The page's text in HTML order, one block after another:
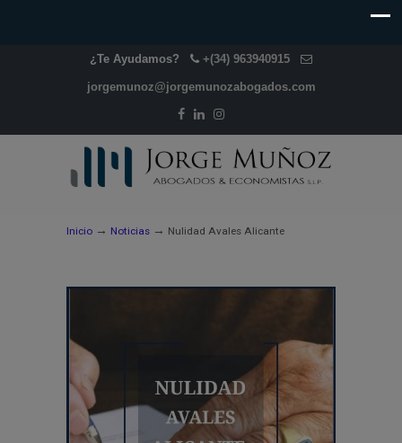
¿Te Ayudamos? +(34) 963940915
jorgemunoz@jorgemunozabogados.com
Inicio → Noticias → Nulidad Avales Alicante